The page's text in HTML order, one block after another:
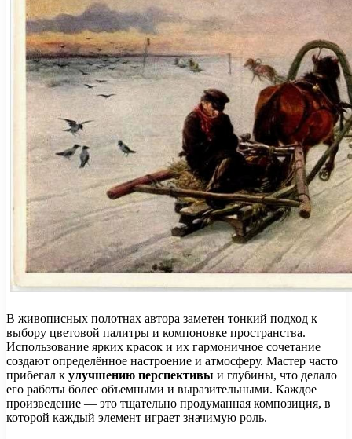
В живописных полотнах автора заметен тонкий подход к
выбору цветовой палитры и компоновке пространства.
Использование ярких красок и их гармоничное сочетание
создают определённое настроение и атмосферу. Мастер часто
прибегал к улучшению перспективы и глубины, что делало
его работы более объемными и выразительными. Каждое
произведение — это тщательно продуманная композиция, в
которой каждый элемент играет значимую роль.